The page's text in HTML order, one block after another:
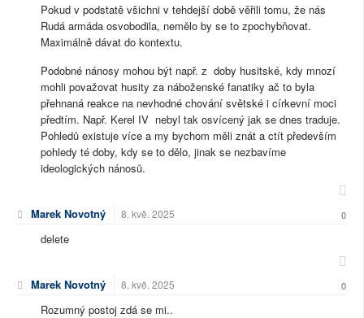
Pokud v podstatě všichni v tehdejší době věřili tomu, že nás
Rudá armáda osvobodila, nemělo by se to zpochybňovat.
Maximálně dávat do kontextu.
Podobné nánosy mohou být např. z doby husitské, kdy mnozí
mohli považovat husity za náboženské fanatiky ač to byla
přehnaná reakce na nevhodné chování světské i církevní moci
předtím. Např. Kerel IV nebyl tak osvícený jak se dnes traduje.
Pohledů existuje více a my bychom měli znát a ctít především
pohledy té doby, kdy se to dělo, jinak se nezbavíme
ideologických nánosů.
Marek Novotný 8. kvě. 2025 0
delete
Marek Novotný 8. kvě. 2025 0
Rozumný postoj zdá se mi..